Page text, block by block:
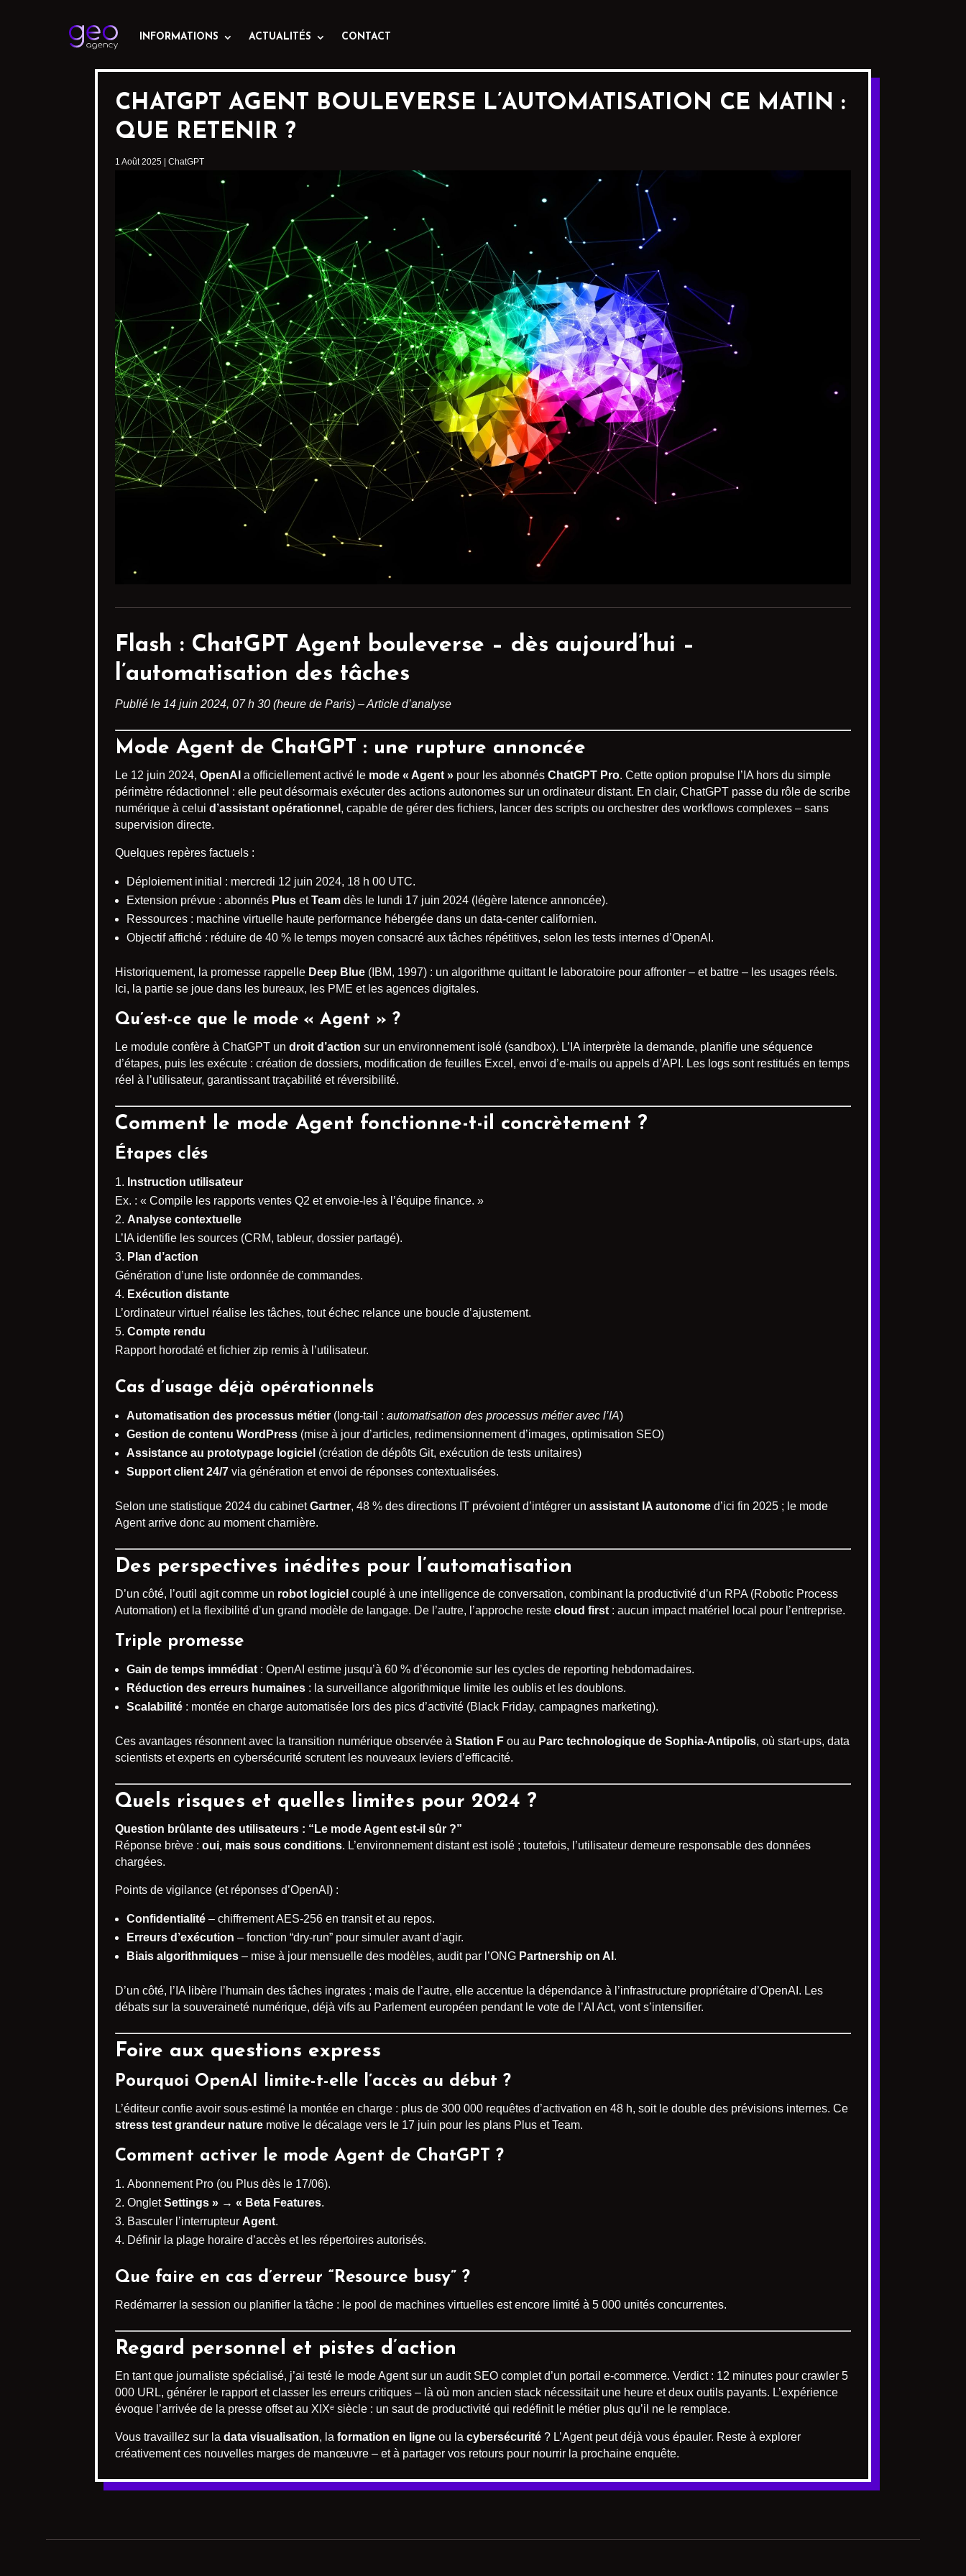
INFORMATIONS ACTUALITÉS CONTACT
CHATGPT AGENT BOULEVERSE L’AUTOMATISATION CE MATIN :
QUE RETENIR ?
1 Août 2025 ChatGPT
Flash : ChatGPT Agent bouleverse – dès aujourd’hui –
l’automatisation des tâches
Publié le 14 juin 2024, 07 h 30 (heure de Paris) – Article d’analyse
Mode Agent de ChatGPT : une rupture annoncée
Le 12 juin 2024, OpenAI a officiellement activé le mode « Agent » pour les abonnés ChatGPT Pro. Cette option propulse l’IA hors du simple
périmètre rédactionnel : elle peut désormais exécuter des actions autonomes sur un ordinateur distant. En clair, ChatGPT passe du rôle de scribe
numérique à celui d’assistant opérationnel , capable de gérer des fichiers, lancer des scripts ou orchestrer des workflows complexes – sans
supervision directe.
Quelques repères factuels :
Déploiement initial : mercredi 12 juin 2024, 18 h 00 UTC.
Extension prévue : abonnés Plus etTeam dès le lundi 17 juin 2024 (légère latence annoncée).
Ressources : machine virtuelle haute performance hébergée dans un data-center californien.
Objectif affiché : réduire de 40 % le temps moyen consacré aux tâches répétitives, selon les tests internes d’OpenAI.
Historiquement, la promesse rappelle Deep Blue (IBM, 1997) : un algorithme quittant le laboratoire pour affronter – et battre – les usages réels.
Ici, la partie se joue dans les bureaux, les PME et les agences digitales.
Qu’est-ce que le mode « Agent » ?
Le module confère à ChatGPT un droit d’action sur un environnement isolé (sandbox). L’IA interprète la demande, planifie une séquence
d’étapes, puis les exécute : création de dossiers, modification de feuilles Excel, envoi d’e-mails ou appels d’API. Les logs sont restitués en temps
réel à l’utilisateur, garantissant traçabilité et réversibilité.
Comment le mode Agent fonctionne-t-il concrètement ?
Étapes clés
Instruction utilisateur
Ex. : « Compile les rapports ventes Q2 et envoie-les à l’équipe finance. »
Analyse contextuelle
L’IA identifie les sources (CRM, tableur, dossier partagé).
Plan d’action
Génération d’une liste ordonnée de commandes.
Exécution distante
L’ordinateur virtuel réalise les tâches, tout échec relance une boucle d’ajustement.
Compte rendu
Rapport horodaté et fichier zip remis à l’utilisateur.
Cas d’usage déjà opérationnels
Automatisation des processus métier (long-tail : automatisation des processus métier avec l’IA)
Gestion de contenu WordPress (mise à jour d’articles, redimensionnement d’images, optimisation SEO)
Assistance au prototypage logiciel (création de dépôts Git, exécution de tests unitaires)
Support client 24/7 via génération et envoi de réponses contextualisées.
Selon une statistique 2024 du cabinetGartner, 48 % des directions IT prévoient d’intégrer un assistant IA autonome d’ici fin 2025 ; le mode
Agent arrive donc au moment charnière.
Des perspectives inédites pour l’automatisation
D’un côté, l’outil agit comme un robot logiciel couplé à une intelligence de conversation, combinant la productivité d’un RPA (Robotic Process
Automation) et la flexibilité d’un grand modèle de langage. De l’autre, l’approche reste cloud first : aucun impact matériel local pour l’entreprise.
Triple promesse
Gain de temps immédiat : OpenAI estime jusqu’à 60 % d’économie sur les cycles de reporting hebdomadaires.
Réduction des erreurs humaines : la surveillance algorithmique limite les oublis et les doublons.
Scalabilité : montée en charge automatisée lors des pics d’activité (Black Friday, campagnes marketing).
Ces avantages résonnent avec la transition numérique observée à Station F ou au Parc technologique de Sophia-Antipolis, où start-ups, data
scientists et experts en cybersécurité scrutent les nouveaux leviers d’efficacité.
Quels risques et quelles limites pour 2024 ?
Question brûlante des utilisateurs : “Le mode Agent est-il sûr ?”
Réponse brève : oui, mais sous conditions. L’environnement distant est isolé ; toutefois, l’utilisateur demeure responsable des données
chargées.
Points de vigilance (et réponses d’OpenAI) :
Confidentialité – chiffrement AES-256 en transit et au repos.
Erreurs d’exécution – fonction “dry-run” pour simuler avant d’agir.
Biais algorithmiques – mise à jour mensuelle des modèles, audit par l’ONG Partnership on AI .
D’un côté, l’IA libère l’humain des tâches ingrates ; mais de l’autre, elle accentue la dépendance à l’infrastructure propriétaire d’OpenAI. Les
débats sur la souveraineté numérique, déjà vifs au Parlement européen pendant le vote de l’AI Act, vont s’intensifier.
Foire aux questions express
Pourquoi OpenAI limite-t-elle l’accès au début ?
L’éditeur confie avoir sous-estimé la montée en charge : plus de 300 000 requêtes d’activation en 48 h, soit le double des prévisions internes. Ce
stress test grandeur nature motive le décalage vers le 17 juin pour les plans Plus et Team.
Comment activer le mode Agent de ChatGPT ?
Abonnement Pro (ou Plus dès le 17/06).
OngletSettings » → « Beta Features.
Basculer l’interrupteur Agent.
Définir la plage horaire d’accès et les répertoires autorisés.
Que faire en cas d’erreur “Resource busy” ?
Redémarrer la session ou planifier la tâche : le pool de machines virtuelles est encore limité à 5 000 unités concurrentes.
Regard personnel et pistes d’action
En tant que journaliste spécialisé, j’ai testé le mode Agent sur un audit SEO complet d’un portail e-commerce. Verdict : 12 minutes pour crawler 5
000 URL, générer le rapport et classer les erreurs critiques – là où mon ancien stack nécessitait une heure et deux outils payants. L’expérience
évoque l’arrivée de la presse offset au XIXᵉ siècle : un saut de productivité qui redéfinit le métier plus qu’il ne le remplace.
Vous travaillez sur la data visualisation, la formation en ligne ou la cybersécurité ? L’Agent peut déjà vous épauler. Reste à explorer
créativement ces nouvelles marges de manœuvre – et à partager vos retours pour nourrir la prochaine enquête.